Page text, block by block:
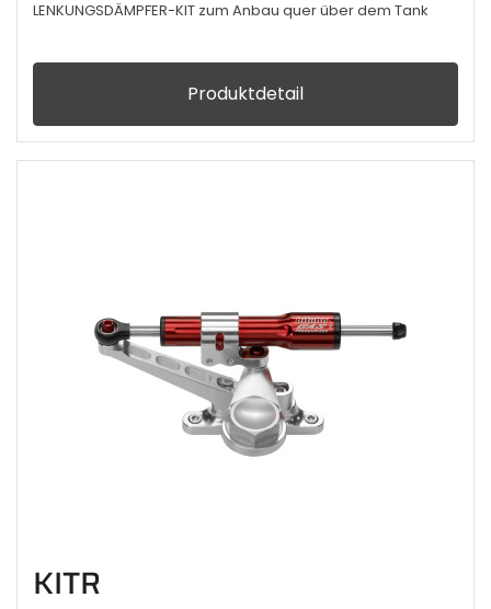
LENKUNGSDÄMPFER-KIT zum Anbau quer über dem Tank
Produktdetail
KITR